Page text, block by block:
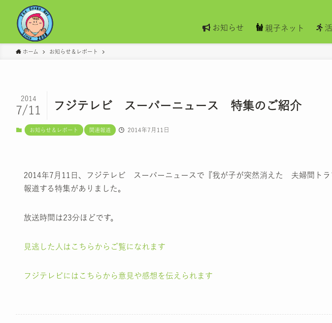
お知らせ 親子ネット
ホーム お知らせ＆レポート
フジテレビ スーパーニュース 特集のご紹介
2014
7/11
お知らせ＆レポート 関連報道 2014年7月11日
2014年7月11日、フジテレビ スーパーニュースで『我が子が突然消えた 夫婦間ト
報道する特集がありました。
放送時間は23分ほどです。
見逃した人はこちらからご覧になれます
フジテレビにはこちらから意見や感想を伝えられます